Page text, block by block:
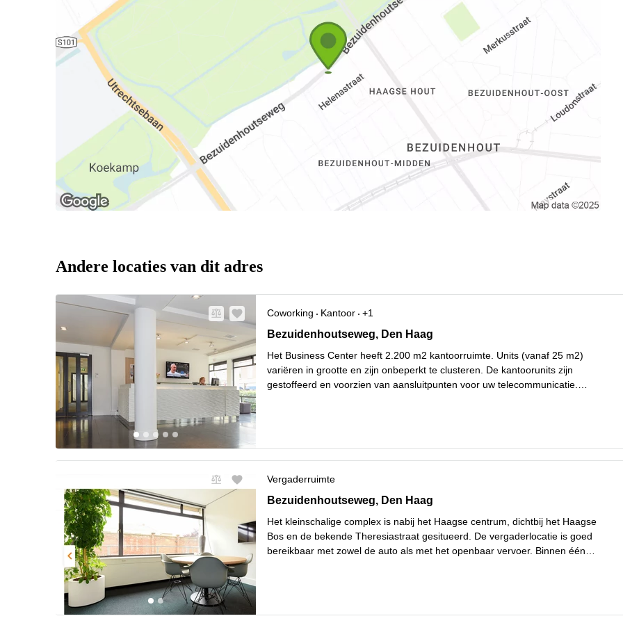
Andere locaties van dit adres
Coworking Kantoor
+1
Bezuidenhoutseweg 161, Den Haag
Bezuidenhoutseweg, Den Haag
Het Business Center heeft 2.200 m2 kantoorruimte. Units (vanaf 25 m2)
variëren in grootte en zijn onbeperkt te clusteren. De kantoorunits zijn
gestoffeerd en voorzien van aansluitpunten voor uw telecommunicatie.
Vergaderruimte
Bezuidenhoutseweg 161, Den Haag
Bezuidenhoutseweg, Den Haag
Het kleinschalige complex is nabij het Haagse centrum, dichtbij het Haagse
Bos en de bekende Theresiastraat gesitueerd. De vergaderlocatie is goed
bereikbaar met zowel de auto als met het openbaar vervoer. Binnen één